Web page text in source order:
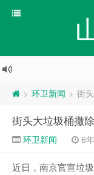
> 环卫新闻 > 街
街头大垃圾桶撤
环卫新闻 6
近日，南京官宣垃